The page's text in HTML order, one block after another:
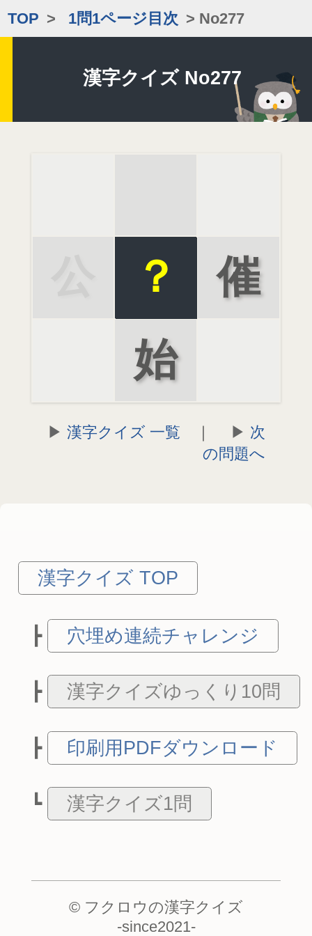
TOP > 1問1ページ目次 > No277
漢字クイズ No277
開
？
催
始
漢字クイズ 一覧 ｜
次
の問題へ
漢字クイズ TOP
穴埋め連続チャレンジ
漢字クイズゆっくり10問
印刷用PDFダウンロード
漢字クイズ1問
© フクロウの漢字クイズ
-since2021-